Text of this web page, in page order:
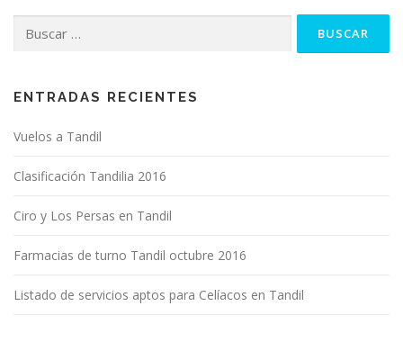
ENTRADAS RECIENTES
Vuelos a Tandil
Clasificación Tandilia 2016
Ciro y Los Persas en Tandil
Farmacias de turno Tandil octubre 2016
Listado de servicios aptos para Celíacos en Tandil